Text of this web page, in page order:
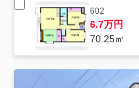
602
6.7万円
70.25㎡